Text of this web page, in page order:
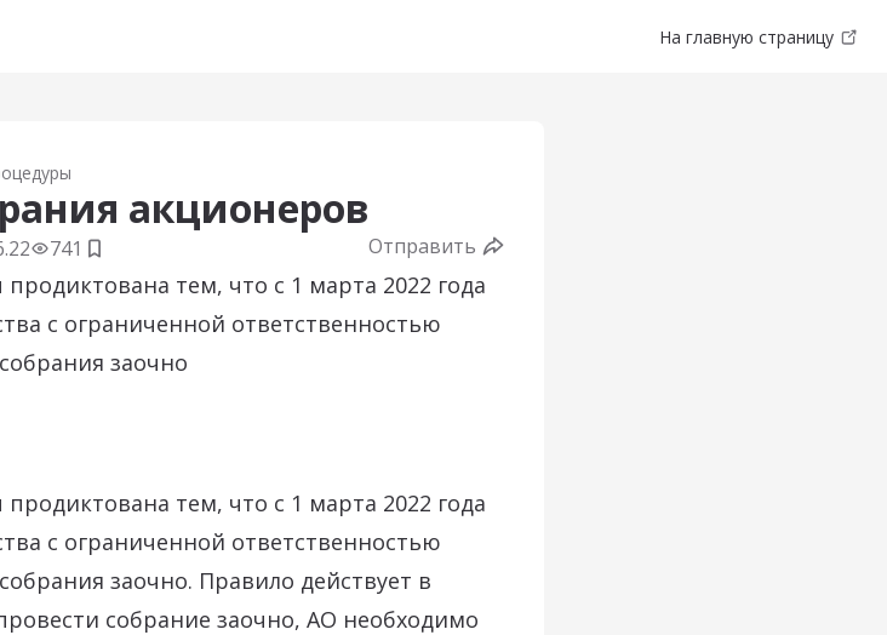
На главную страницу
акционеров
741 Добавить в закладки
Отправить
тем, что с 1 марта 2022 года
с ограниченной ответственностью
заочно
тем, что с 1 марта 2022 года
с ограниченной ответственностью
заочно. Правило действует в
собрание заочно, АО необходимо